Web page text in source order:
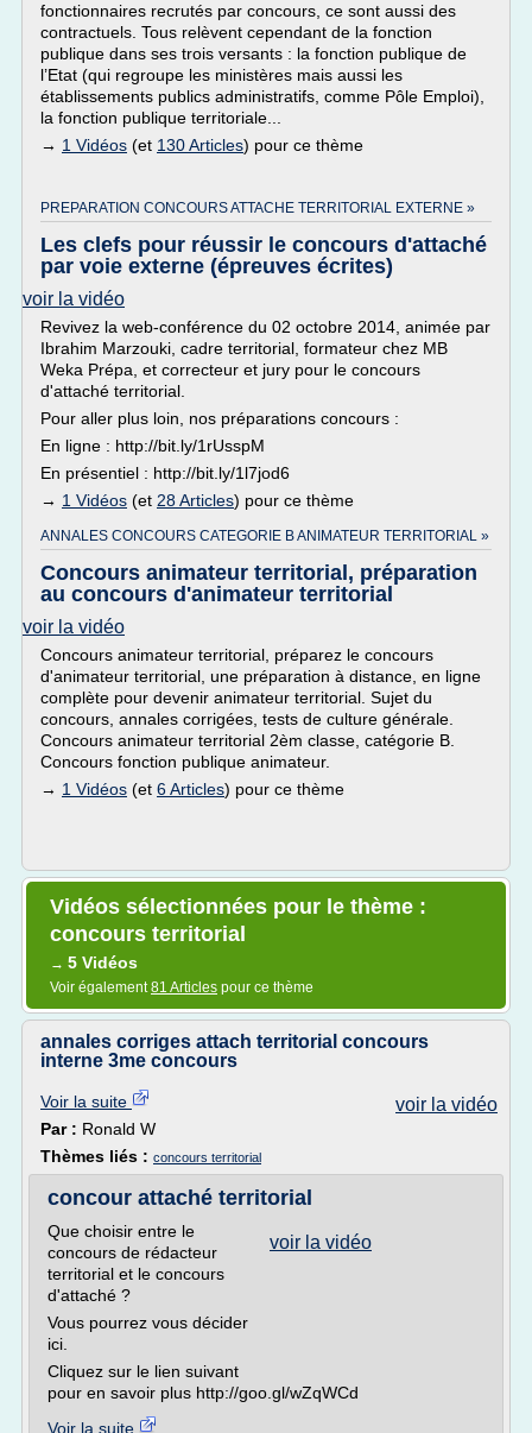
fonctionnaires recrutés par concours, ce sont aussi des
contractuels. Tous relèvent cependant de la fonction
publique dans ses trois versants : la fonction publique de
l’Etat (qui regroupe les ministères mais aussi les
établissements publics administratifs, comme Pôle Emploi),
la fonction publique territoriale...
→ 1 Vidéos (et 130 Articles) pour ce thème
PREPARATION CONCOURS ATTACHE TERRITORIAL EXTERNE »
Les clefs pour réussir le concours d'attaché
par voie externe (épreuves écrites)
voir la vidéo
Revivez la web-conférence du 02 octobre 2014, animée par
Ibrahim Marzouki, cadre territorial, formateur chez MB
Weka Prépa, et correcteur et jury pour le concours
d'attaché territorial.
Pour aller plus loin, nos préparations concours :
En ligne : http://bit.ly/1rUsspM
En présentiel : http://bit.ly/1l7jod6
→ 1 Vidéos (et 28 Articles) pour ce thème
ANNALES CONCOURS CATEGORIE B ANIMATEUR TERRITORIAL »
Concours animateur territorial, préparation
au concours d'animateur territorial
voir la vidéo
Concours animateur territorial, préparez le concours
d'animateur territorial, une préparation à distance, en ligne
complète pour devenir animateur territorial. Sujet du
concours, annales corrigées, tests de culture générale.
Concours animateur territorial 2èm classe, catégorie B.
Concours fonction publique animateur.
→ 1 Vidéos (et 6 Articles) pour ce thème
Vidéos sélectionnées pour le thème :
concours territorial
→ 5 Vidéos
Voir également81 Articles pour ce thème
annales corriges attach territorial concours
interne 3me concours
voir la vidéo
Voir la suite
Par : Ronald W
Thèmes liés : concours territorial
concour attaché territorial
voir la vidéo
Que choisir entre le
concours de rédacteur
territorial et le concours
d'attaché ?
Vous pourrez vous décider
ici.
Cliquez sur le lien suivant
pour en savoir plus http://goo.gl/wZqWCd
Voir la suite